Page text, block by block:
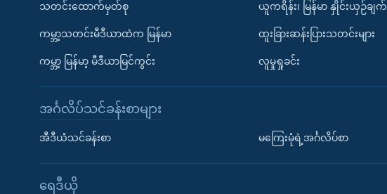
သတင်းထောက်မှတ်စု
ကမ္ဘာ့သတင်းမီဒီယာထဲက မြန်မာ
ကမ္ဘာ့ မြန်မာ့ မီဒီယာမြင်ကွင်း
ယူကရိန်း၊ မြန်မာ နှိုင်းယှဉ်ချက်
ထူးခြားဆန်းပြားသတင်းများ
လူမှုရှုခင်း
အင်္ဂလိပ်သင်ခန်းစာများ
အီဒီယံသင်ခန်းစာ မကြေးမုံရဲ့အင်္ဂလိပ်စာ
ရေဒီယို